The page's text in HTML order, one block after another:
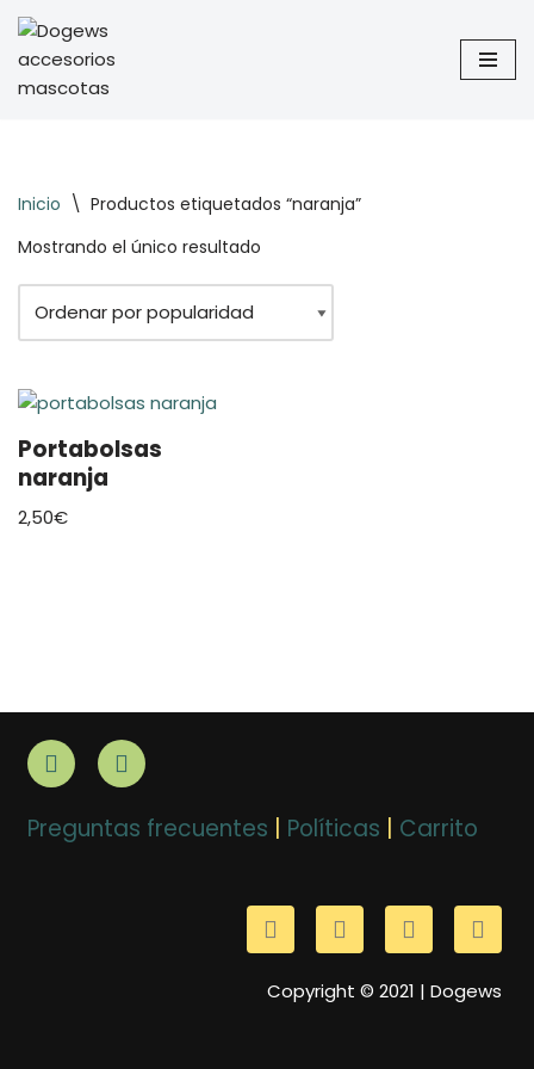
Saltar
al
Inicio \ Productos etiquetados “naranja”
Mostrando el único resultado
Portabolsas
naranja
2,50€
Preguntas frecuentes Políticas Carrito
Copyright © 2021 | Dogews